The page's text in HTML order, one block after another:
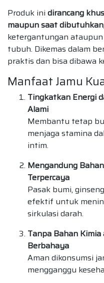
Produk ini dirancang
maupun saat dibutuhkan
ketergantungan
tubuh. Dikemas dalam
praktis dan bisa dibawa
Manfaat Jamu
Tingkatkan Energi
Alami
Membantu tetap
menjaga stamina
intim.
Mengandung
Terpercaya
Pasak bumi,
efektif untuk
sirkulasi darah.
Tanpa Bahan
Berbahaya
Aman dikonsumsi
mengganggu